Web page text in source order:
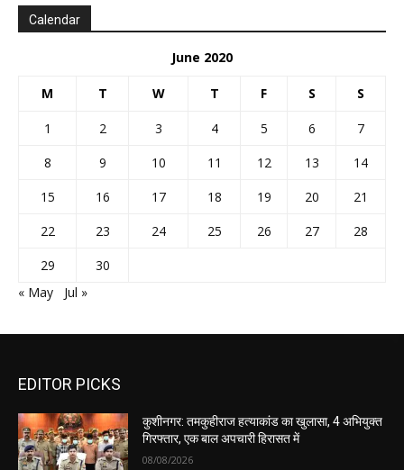
Calendar
June 2020
M T W T F S S
1 2 3 4 5 6
7
8
9 10 11 12 13
14
15
16 17 18 19 20
21
22
23 24 25 26 27
28
29
30
« May
Jul »
EDITOR PICKS
कुशीनगर: तमकुहीराज हत्याकांड का खुलासा, 4 अभियुक्त
गिरफ्तार, एक बाल अपचारी हिरासत में
08/08/2026